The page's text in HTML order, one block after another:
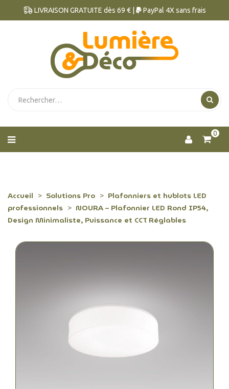
LIVRAISON GRATUITE dès 69 € | PayPal 4X sans frais
0
Accueil Solutions Pro
Plafonniers et hublots LED
professionnels
NOURA – Plafonnier LED Rond IP54,
Design Minimaliste, Puissance et CCT Réglables